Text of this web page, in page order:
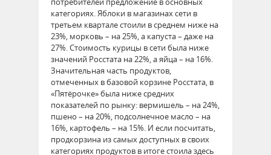
категориях. Яблоки в магазинах сети в
третьем квартале стоили в среднем ниже на
23%, морковь – на 25%, а капуста – даже на
27%. Стоимость курицы в сети была ниже
значений Росстата на 22%, а яйца – на 16%.
Значительная часть продуктов,
отмеченных в базовой корзине Росстата, в
«Пятёрочке» была ниже средних
показателей по рынку: вермишель – на 24%,
пшено – на 20%, подсолнечное масло – на
16%, картофель – на 15%. И если посчитать,
продкорзина из самых доступных в своих
категориях продуктов в итоге стоила здесь